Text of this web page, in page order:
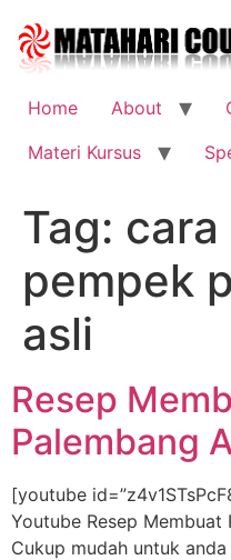
content
Home
About
Materi Kursus
Tag:
pempek
asli
Resep
Palembang
[youtube
Youtube Resep Membuat
Cukup mudah untuk